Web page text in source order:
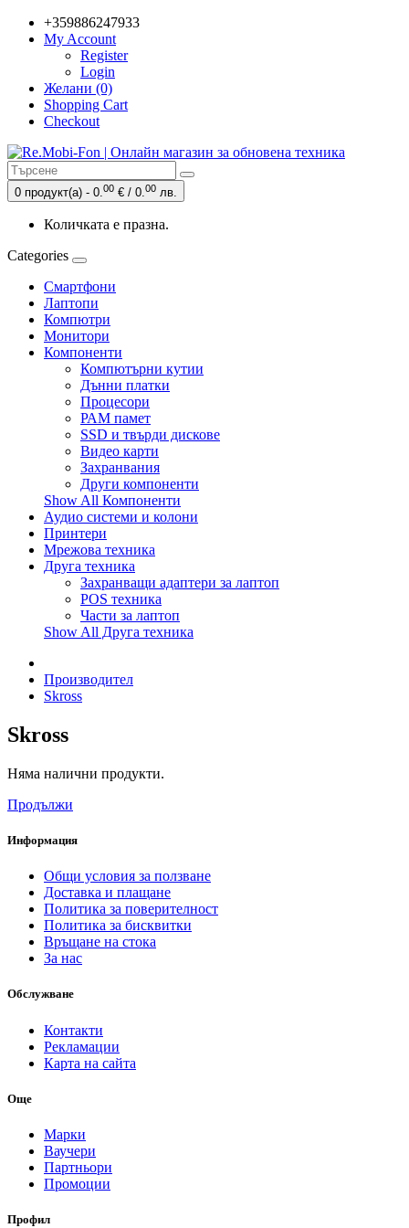
+359886247933
My Account
Register
Login
Желани (0)
Shopping Cart
Checkout
0 продукт(а) - 0.00 € / 0.00 лв.
Количката е празна.
Categories
Смартфони
Лаптопи
Компютри
Монитори
Компоненти
Компютърни кутии
Дънни платки
Процесори
РАМ памет
SSD и твърди дискове
Видео карти
Захранвания
Други компоненти
Show All Компоненти
Аудио системи и колони
Принтери
Мрежова техника
Друга техника
Захранващи адаптери за лаптоп
POS техника
Части за лаптоп
Show All Друга техника
Производител
Skross
Skross
Няма налични продукти.
Продължи
Информация
Общи условия за ползване
Доставка и плащане
Политика за поверителност
Политика за бисквитки
Връщане на стока
За нас
Обслужване
Контакти
Рекламации
Карта на сайта
Още
Марки
Ваучери
Партньори
Промоции
Профил